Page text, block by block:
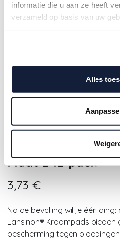
informatie die u aan ze heeft
verzameld op basis van uw
Alles
Lansinoh | Na De
Kraamverband
Maat 2 12-pack
3,73 €
Na de bevalling wil je één
Lansinoh® Kraampads bieden
bescherming tegen